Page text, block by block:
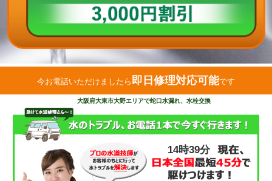
今お電話いただけましたら 即日修理対応可能です
大阪府大東市大野エリアで蛇口水漏れ、水栓交換
14時39分